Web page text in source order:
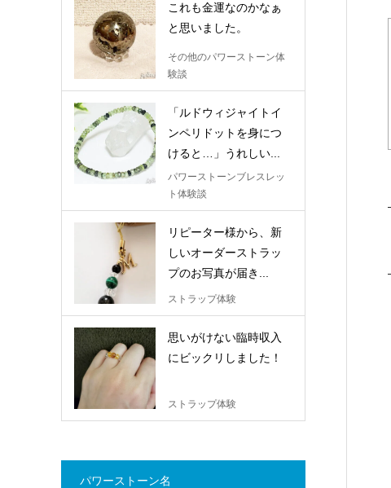
これも金運なのかなぁ
と思いました。
その他のパワーストーン体
験談
「ルドウィジャイトイ
ンペリドットを身につ
けると…」うれしい...
パワーストーンブレスレッ
ト体験談
リピーター様から、新
しいオーダーストラッ
プのお写真が届き...
ストラップ体験
思いがけない臨時収入
にビックリしました！
ストラップ体験
パワーストーン名